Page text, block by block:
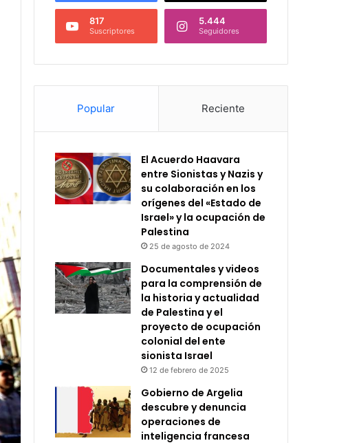
817
Suscriptores
5.444
Seguidores
Popular Reciente
El Acuerdo Haavara
entre Sionistas y Nazis y
su colaboración en los
orígenes del «Estado de
Israel» y la ocupación de
Palestina
25 de agosto de 2024
Documentales y videos
para la comprensión de
la historia y actualidad
de Palestina y el
proyecto de ocupación
colonial del ente
sionista Israel
12 de febrero de 2025
Gobierno de Argelia
descubre y denuncia
operaciones de
inteligencia francesa